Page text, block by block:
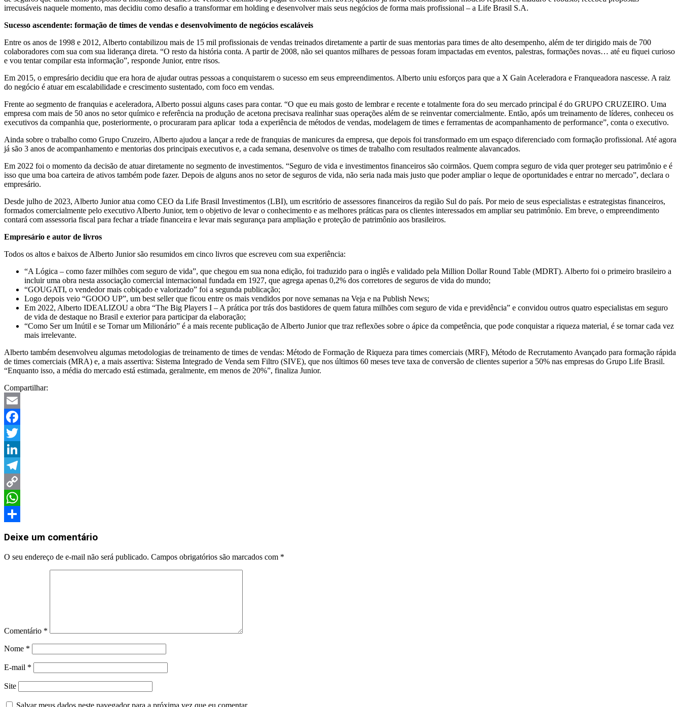
irrecusáveis naquele momento, mas decidiu como desafio a transformar em holding e desenvolver mais seus negócios de forma mais profissional – a Life Brasil S.A.
Sucesso ascendente: formação de times de vendas e desenvolvimento de negócios escaláveis
Entre os anos de 1998 e 2012, Alberto contabilizou mais de 15 mil profissionais de vendas treinados diretamente a partir de suas mentorias para times de alto desempenho, além de ter dirigido mais de 700
colaboradores com sua com sua liderança direta. “O resto da história conta. A partir de 2008, não sei quantos milhares de pessoas foram impactadas em eventos, palestras, formações novas… até eu fiquei curioso
e vou tentar compilar esta informação”, responde Junior, entre risos.
Em 2015, o empresário decidiu que era hora de ajudar outras pessoas a conquistarem o sucesso em seus empreendimentos. Alberto uniu esforços para que a X Gain Aceleradora e Franqueadora nascesse. A raiz
do negócio é atuar em escalabilidade e crescimento sustentado, com foco em vendas.
Frente ao segmento de franquias e aceleradora, Alberto possui alguns cases para contar. “O que eu mais gosto de lembrar e recente e totalmente fora do seu mercado principal é do GRUPO CRUZEIRO. Uma
empresa com mais de 50 anos no setor químico e referência na produção de acetona precisava realinhar suas operações além de se reinventar comercialmente. Então, após um treinamento de líderes, conheceu os
executivos da companhia que, posteriormente, o procuraram para aplicar toda a experiência de métodos de vendas, modelagem de times e ferramentas de acompanhamento de performance”, conta o executivo.
Ainda sobre o trabalho como Grupo Cruzeiro, Alberto ajudou a lançar a rede de franquias de manicures da empresa, que depois foi transformado em um espaço diferenciado com formação profissional. Até agora
já são 3 anos de acompanhamento e mentorias dos principais executivos e, a cada semana, desenvolve os times de trabalho com resultados realmente alavancados.
Em 2022 foi o momento da decisão de atuar diretamente no segmento de investimentos. “Seguro de vida e investimentos financeiros são coirmãos. Quem compra seguro de vida quer proteger seu patrimônio e é
isso que uma boa carteira de ativos também pode fazer. Depois de alguns anos no setor de seguros de vida, não seria nada mais justo que poder ampliar o leque de oportunidades e entrar no mercado”, declara o
empresário.
Desde julho de 2023, Alberto Junior atua como CEO da Life Brasil Investimentos (LBI), um escritório de assessores financeiros da região Sul do país. Por meio de seus especialistas e estrategistas financeiros,
formados comercialmente pelo executivo Alberto Junior, tem o objetivo de levar o conhecimento e as melhores práticas para os clientes interessados em ampliar seu patrimônio. Em breve, o empreendimento
contará com assessoria fiscal para fechar a tríade financeira e levar mais segurança para ampliação e proteção de patrimônio aos brasileiros.
Empresário e autor de livros
Todos os altos e baixos de Alberto Junior são resumidos em cinco livros que escreveu com sua experiência:
“A Lógica – como fazer milhões com seguro de vida”, que chegou em sua nona edição, foi traduzido para o inglês e validado pela Million Dollar Round Table (MDRT). Alberto foi o primeiro brasileiro a
incluir uma obra nesta associação comercial internacional fundada em 1927, que agrega apenas 0,2% dos corretores de seguros de vida do mundo;
“GOUGATI, o vendedor mais cobiçado e valorizado” foi a segunda publicação;
Logo depois veio “GOOO UP”, um best seller que ficou entre os mais vendidos por nove semanas na Veja e na Publish News;
Em 2022, Alberto IDEALIZOU a obra “The Big Players I – A prática por trás dos bastidores de quem fatura milhões com seguro de vida e previdência” e convidou outros quatro especialistas em seguro
de vida de destaque no Brasil e exterior para participar da elaboração;
“Como Ser um Inútil e se Tornar um Milionário” é a mais recente publicação de Alberto Junior que traz reflexões sobre o ápice da competência, que pode conquistar a riqueza material, é se tornar cada vez
mais irrelevante.
Alberto também desenvolveu algumas metodologias de treinamento de times de vendas: Método de Formação de Riqueza para times comerciais (MRF), Método de Recrutamento Avançado para formação rápida
de times comerciais (MRA) e, a mais assertiva: Sistema Integrado de Venda sem Filtro (SIVE), que nos últimos 60 meses teve taxa de conversão de clientes superior a 50% nas empresas do Grupo Life Brasil.
“Enquanto isso, a média do mercado está estimada, geralmente, em menos de 20%”, finaliza Junior.
Compartilhar:
Email
Facebook
Twitter
LinkedIn
Telegram
Copy
Link
WhatsApp
Deixe um comentário
O seu endereço de e-mail não será publicado. Campos obrigatórios são marcados com *
Comentário *
Nome *
E-mail *
Site
Salvar meus dados neste navegador para a próxima vez que eu comentar.